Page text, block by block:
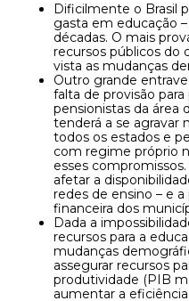
Dificilmente o Brasil
gasta em educação
décadas. O mais
recursos públicos
vista as mudanças
Outro grande
falta de provisão
pensionistas da área
tenderá a se agravar
todos os estados e
com regime próprio
esses
afetar a
redes de ensino – e
financeira dos
Dada a
recursos para a
mudanças
assegurar recursos
produtividade (PIB
aumentar a